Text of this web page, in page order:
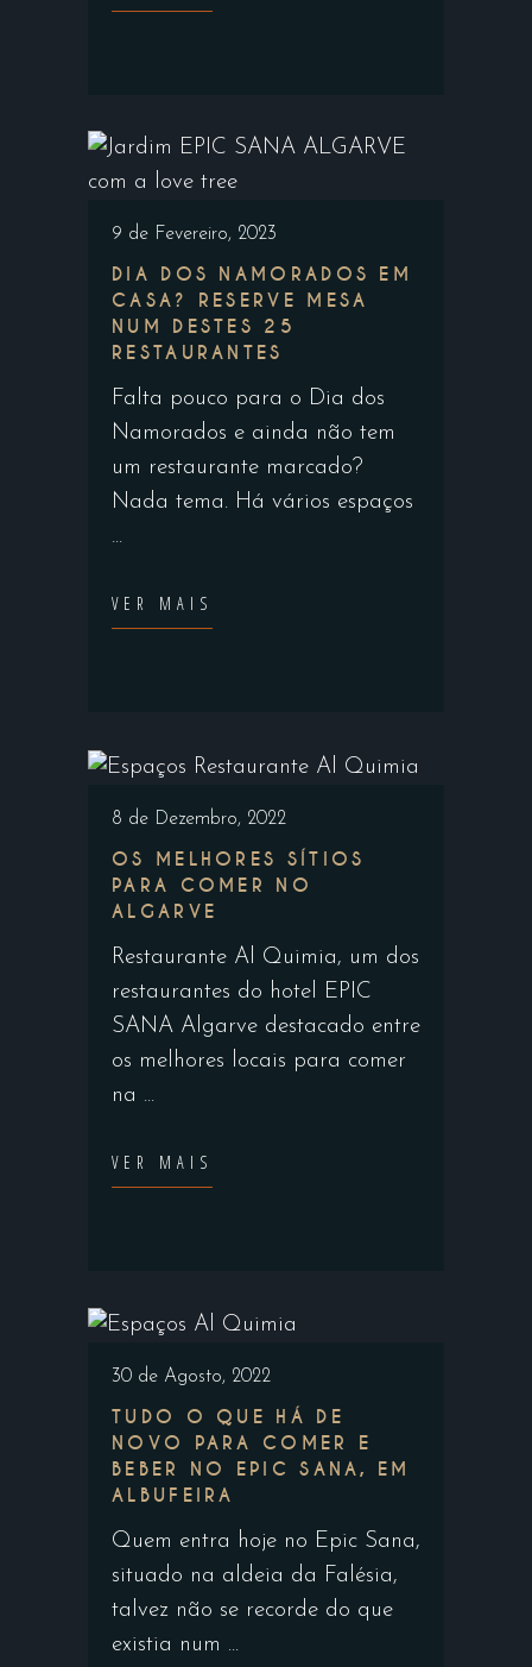
9 de Fevereiro, 2023
DIA DOS NAMORADOS EM
CASA? RESERVE MESA
NUM DESTES 25
RESTAURANTES
Falta pouco para o Dia dos
Namorados e ainda não tem
um restaurante marcado?
Nada tema. Há vários espaços
VER MAIS
8 de Dezembro, 2022
OS MELHORES SÍTIOS
PARA COMER NO
ALGARVE
Restaurante Al Quimia, um dos
restaurantes do hotel EPIC
SANA Algarve destacado entre
os melhores locais para comer
na
VER MAIS
30 de Agosto, 2022
TUDO O QUE HÁ DE
NOVO PARA COMER E
BEBER NO EPIC SANA, EM
ALBUFEIRA
Quem entra hoje no Epic Sana,
situado na aldeia da Falésia,
talvez não se recorde do que
existia num